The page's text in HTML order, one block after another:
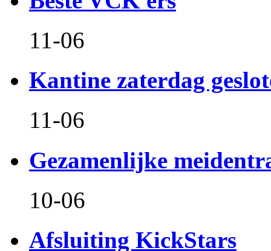
11-06
Kantine zaterdag
11-06
Gezamenlijke
10-06
Afsluiting KickStars